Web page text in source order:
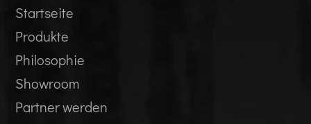
Startseite
Produkte
Philosophie
Showroom
Partner werden